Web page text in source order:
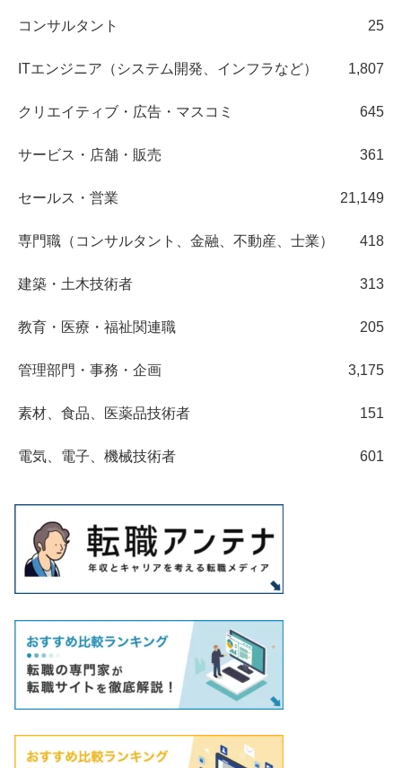
コンサルタント 25
ITエンジニア（システム開発、インフラなど） 1,807
クリエイティブ・広告・マスコミ 645
サービス・店舗・販売 361
セールス・営業 21,149
専門職（コンサルタント、金融、不動産、士業） 418
建築・土木技術者 313
教育・医療・福祉関連職 205
管理部門・事務・企画 3,175
素材、食品、医薬品技術者 151
電気、電子、機械技術者 601